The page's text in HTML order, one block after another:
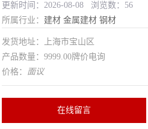
更新时间：2026-08-08 浏览数：56
所属行业： 建材 金属建材 钢材
发货地址：上海市宝山区
产品数量：9999.00牌价电询
价格： 面议
在线留言